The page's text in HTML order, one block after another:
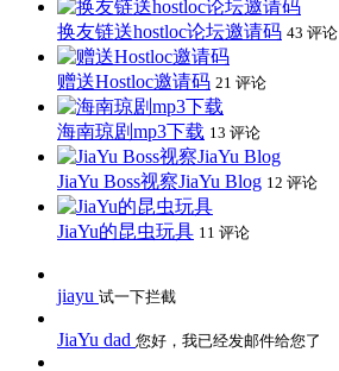
换友链送hostloc论坛邀请码 43 评论
赠送Hostloc邀请码 21 评论
海南琼剧mp3下载 13 评论
JiaYu Boss视察JiaYu Blog 12 评论
JiaYu的昆虫玩具 11 评论
jiayu 试一下拦截
JiaYu dad 您好，我已经发邮件给您了